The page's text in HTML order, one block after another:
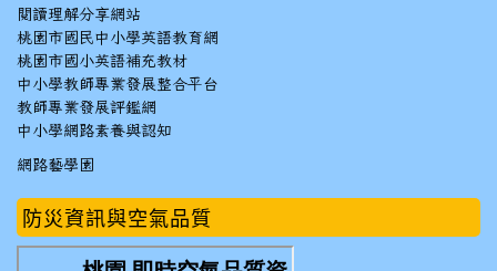
閱讀理解分享網站
桃園市國民中小學英語教育網
桃園市國小英語補充教材
中小學教師專業發展整合平台
教師專業發展評鑑網
中小學網路素養與認知
網路藝學園
防災資訊與空氣品質